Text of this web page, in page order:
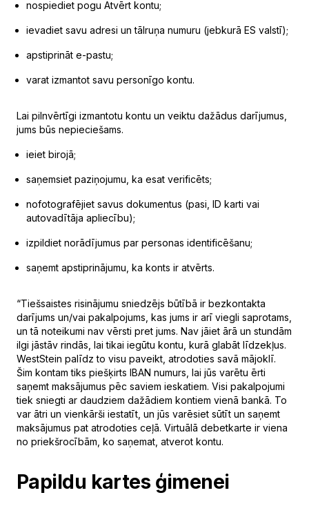
nospiediet pogu Atvērt kontu;
ievadiet savu adresi un tālruņa numuru (jebkurā ES valstī);
apstiprināt e-pastu;
varat izmantot savu personīgo kontu.
Lai pilnvērtīgi izmantotu kontu un veiktu dažādus darījumus,
jums būs nepieciešams.
ieiet birojā;
saņemsiet paziņojumu, ka esat verificēts;
nofotografējiet savus dokumentus (pasi, ID karti vai
autovadītāja apliecību);
izpildiet norādījumus par personas identificēšanu;
saņemt apstiprinājumu, ka konts ir atvērts.
“Tiešsaistes risinājumu sniedzējs būtībā ir bezkontakta
darījums un/vai pakalpojums, kas jums ir arī viegli saprotams,
un tā noteikumi nav vērsti pret jums. Nav jāiet ārā un stundām
ilgi jāstāv rindās, lai tikai iegūtu kontu, kurā glabāt līdzekļus.
WestStein palīdz to visu paveikt, atrodoties savā mājoklī.
Šim kontam tiks piešķirts IBAN numurs, lai jūs varētu ērti
saņemt maksājumus pēc saviem ieskatiem. Visi pakalpojumi
tiek sniegti ar daudziem dažādiem kontiem vienā bankā. To
var ātri un vienkārši iestatīt, un jūs varēsiet sūtīt un saņemt
maksājumus pat atrodoties ceļā. Virtuālā debetkarte ir viena
no priekšrocībām, ko saņemat, atverot kontu.
Papildu kartes ģimenei